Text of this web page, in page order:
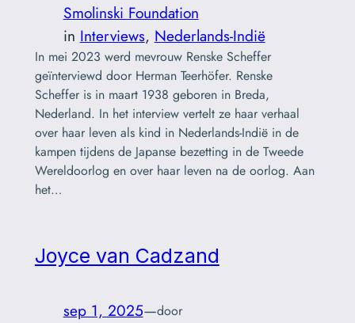
Smolinski Foundation
in Interviews, Nederlands-Indië
In mei 2023 werd mevrouw Renske Scheffer
geïnterviewd door Herman Teerhöfer. Renske
Scheffer is in maart 1938 geboren in Breda,
Nederland. In het interview vertelt ze haar verhaal
over haar leven als kind in Nederlands-Indië in de
kampen tijdens de Japanse bezetting in de Tweede
Wereldoorlog en over haar leven na de oorlog. Aan
het…
Joyce van Cadzand
sep 1, 2025—door